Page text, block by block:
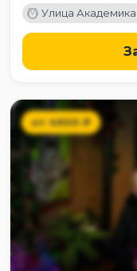
M Улица
от4900₽